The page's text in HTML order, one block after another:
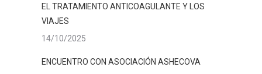
EL TRATAMIENTO ANTICOAGULANTE Y LOS
VIAJES
14/10/2025
ENCUENTRO CON ASOCIACIÓN ASHECOVA